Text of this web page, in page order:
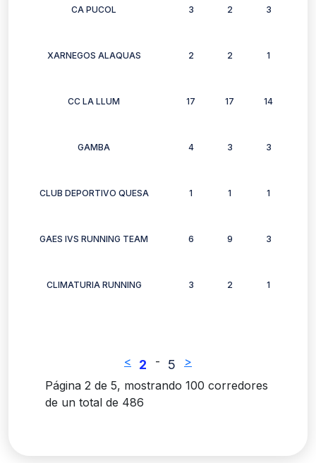
CA PUCOL 3 2 3
XARNEGOS ALAQUAS 2 2 1
CC LA LLUM 17 17 14
GAMBA 4 3 3
CLUB DEPORTIVO QUESA 1 1 1
GAES IVS RUNNING TEAM 6 9 3
CLIMATURIA RUNNING 3 2 1
< 2 - 5
>
Página 2 de 5, mostrando 100 corredores
de un total de 486